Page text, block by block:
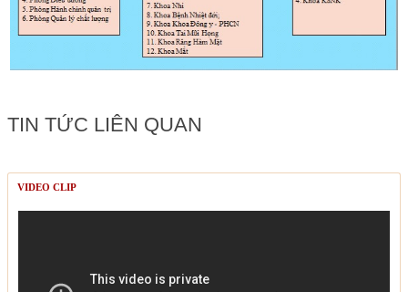
TIN TỨC LIÊN QUAN
VIDEO CLIP